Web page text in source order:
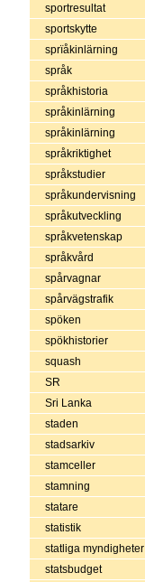
sportresultat
sportskytte
sprïåkinlärning
språk
språkhistoria
språkinlärning
språkinlärning
språkriktighet
språkstudier
språkundervisning
språkutveckling
språkvetenskap
språkvård
spårvagnar
spårvägstrafik
spöken
spökhistorier
squash
SR
Sri Lanka
staden
stadsarkiv
stamceller
stamning
statare
statistik
statliga myndigheter
statsbudget